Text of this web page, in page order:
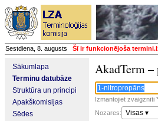
Sestdiena, 8. augusts Šī ir funkcionējoša
Sākumlapa
Terminu datubāze
Struktūra un principi
Apakškomisijas
Sēdes
AkadTerm –
Izmantojiet zvaigznīti
Nozares:
Visas ▾